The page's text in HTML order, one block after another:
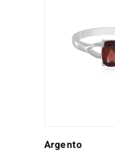
Argento